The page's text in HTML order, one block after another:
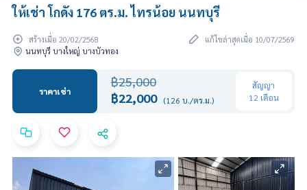
ให้เช่า โกดัง 176 ตร.ม. ไทรน้อย นนทบุรี
สร้างเมื่อ 20/02/2568
แก้ไขล่าสุดเมื่อ 10/07/2569
นนทบุรี บางใหญ่ บางบัวทอง
ราคาเช่า
฿25,000
฿22,000 (126 บ./ตร.ม.)
สัญญา
12 เดือน